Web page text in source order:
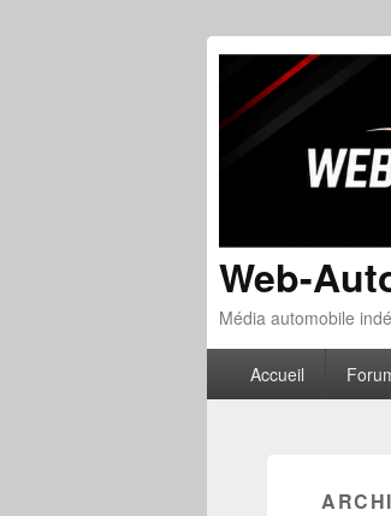
Web-
Média automobile
Menu principal
Aller au contenu
Aller au contenu
Accueil